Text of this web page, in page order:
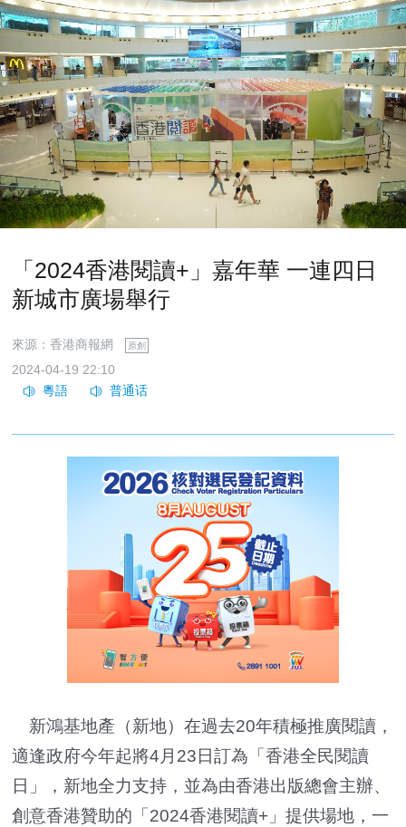
「2024香港閱讀+」嘉年華 一連四日
新城市廣場舉行
來源：香港商報網 原創
2024-04-19 22:10
新鴻基地產（新地）在過去20年積極推廣閱讀，
適逢政府今年起將4月23日訂為「香港全民閱讀
日」，新地全力支持，並為由香港出版總會主辦、
創意香港贊助的「2024香港閱讀+」提供場地，一